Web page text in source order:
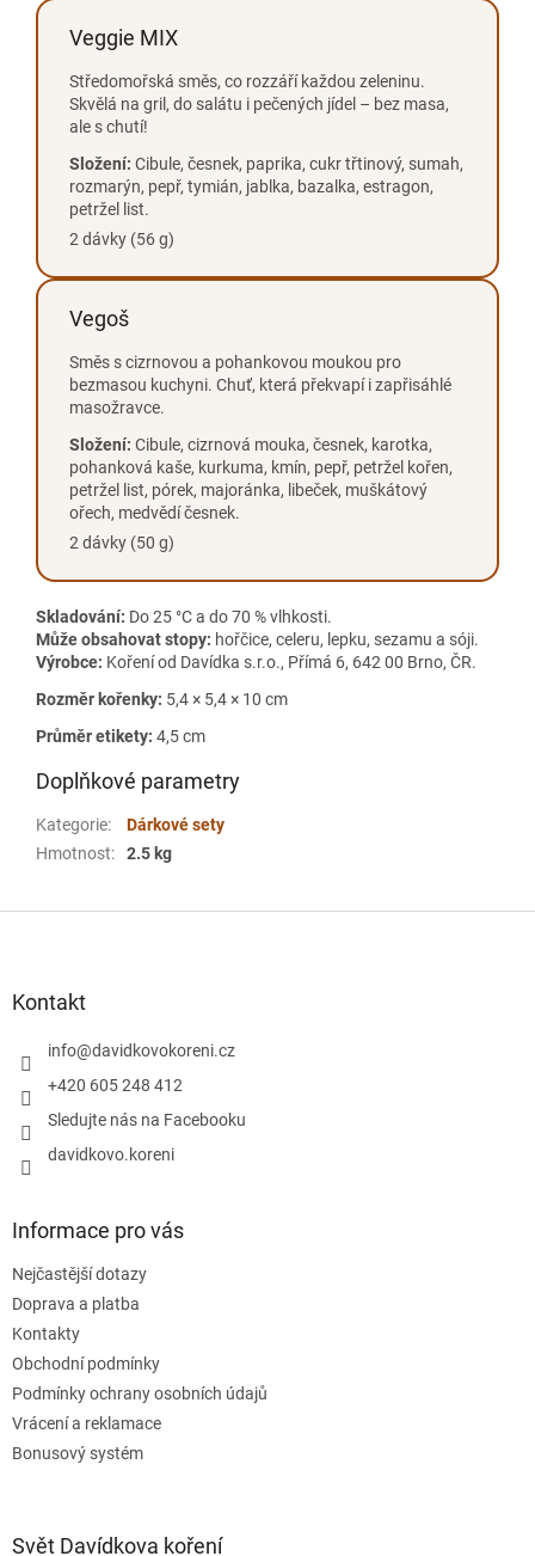
Veggie MIX
Středomořská směs, co rozzáří každou zeleninu.
Skvělá na gril, do salátu i pečených jídel – bez masa,
ale s chutí!
Složení: Cibule, česnek, paprika, cukr třtinový, sumah,
rozmarýn, pepř, tymián, jablka, bazalka, estragon,
petržel list.
2 dávky (56 g)
Vegoš
Směs s cizrnovou a pohankovou moukou pro
bezmasou kuchyni. Chuť, která překvapí i zapřisáhlé
masožravce.
Složení: Cibule, cizrnová mouka, česnek, karotka,
pohanková kaše, kurkuma, kmín, pepř, petržel kořen,
petržel list, pórek, majoránka, libeček, muškátový
ořech, medvědí česnek.
2 dávky (50 g)
Skladování: Do 25 °C a do 70 % vlhkosti.
Může obsahovat stopy: hořčice, celeru, lepku, sezamu a sóji.
Výrobce: Koření od Davídka s.r.o., Přímá 6, 642 00 Brno, ČR.
Rozměr kořenky: 5,4 × 5,4 × 10 cm
Průměr etikety: 4,5 cm
Doplňkové parametry
Kategorie:
Dárkové sety
Hmotnost: 2.5 kg
Kontakt
info@davidkovokoreni.cz
+420 605 248 412
Sledujte nás na Facebooku
davidkovo.koreni
Informace pro vás
Nejčastější dotazy
Doprava a platba
Kontakty
Obchodní podmínky
Podmínky ochrany osobních údajů
Vrácení a reklamace
Bonusový systém
Svět Davídkova koření